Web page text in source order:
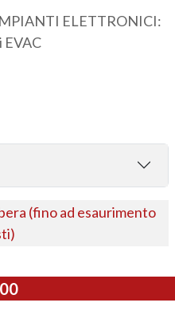
ELETTRONICI:
EVAC
(fino ad esaurimento